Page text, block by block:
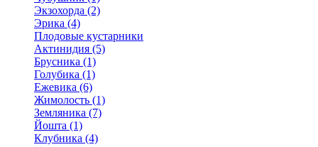
Экзохорда (2)
Эрика (4)
Плодовые кустарники
Актинидия (5)
Брусника (1)
Голубика (1)
Ежевика (6)
Жимолость (1)
Земляника (7)
Йошта (1)
Клубника (4)